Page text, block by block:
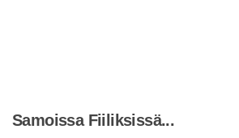
Samoissa Fiiliksissä...